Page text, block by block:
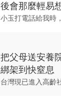
後會那麼輕易
小玉打電話給我時
生什麼事了？」
我離婚。生完孩...
把父母送安養
綁架到快窒息
得比較孝順
台灣現已進入高齡
或是將父母送至